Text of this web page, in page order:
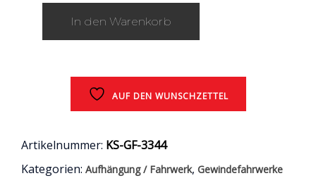
rteverstellbar
Menge
In den Warenkorb
AUF DEN WUNSCHZETTEL
Artikelnummer: KS-GF-3344
Kategorien: Aufhängung / Fahrwerk, Gewindefahrwerke